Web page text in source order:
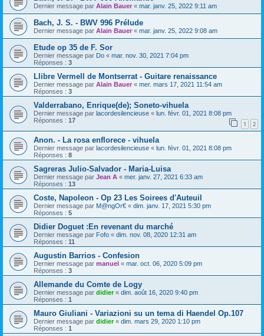
Dernier message par Alain Bauer « mar. janv. 25, 2022 9:11 am
Bach, J. S. - BWV 996 Prélude
Dernier message par Alain Bauer « mar. janv. 25, 2022 9:08 am
Etude op 35 de F. Sor
Dernier message par Do « mar. nov. 30, 2021 7:04 pm
Réponses : 3
Llibre Vermell de Montserrat - Guitare renaissance
Dernier message par Alain Bauer « mer. mars 17, 2021 11:54 am
Réponses : 3
Valderrabano, Enrique(de); Soneto-vihuela
Dernier message par lacordesilencieuse « lun. févr. 01, 2021 8:08 pm
Réponses : 17 1 2
Anon. - La rosa enflorece - vihuela
Dernier message par lacordesilencieuse « lun. févr. 01, 2021 8:08 pm
Réponses : 8
Sagreras Julio-Salvador - Maria-Luisa
Dernier message par Jean A « mer. janv. 27, 2021 6:33 am
Réponses : 13
Coste, Napoleon - Op 23 Les Soirees d'Auteuil
Dernier message par M@ngOr€ « dim. janv. 17, 2021 5:30 pm
Réponses : 5
Didier Doguet :En revenant du marché
Dernier message par Fofo « dim. nov. 08, 2020 12:31 am
Réponses : 11
Augustin Barrios - Confesion
Dernier message par manuel « mar. oct. 06, 2020 5:09 pm
Réponses : 3
Allemande du Comte de Logy
Dernier message par didier« dim. août 16, 2020 9:40 pm
Réponses : 1
Mauro Giuliani - Variazioni su un tema di Haendel Op.107
Dernier message par didier« dim. mars 29, 2020 1:10 pm
Réponses : 1